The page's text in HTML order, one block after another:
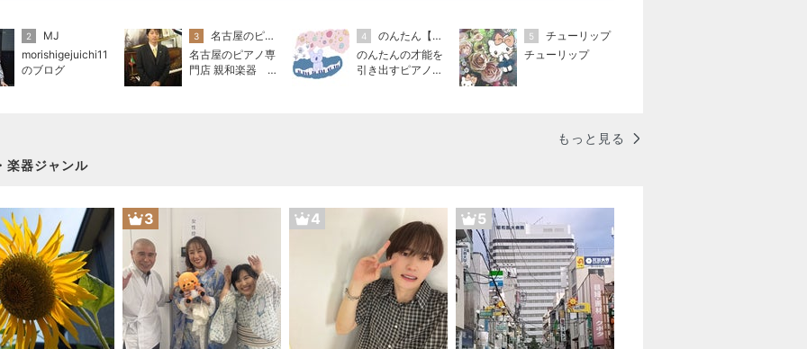
2
MJ
morishigejuichi11
のブログ
3
名古屋のピアノ専門店 親和楽器 日記
名古屋のピアノ専
門店 親和楽器 日
4
のんたん【ピアノ練習ノウハウ＆楽譜販売】
のんたんの才能を
引き出すピアノレ
5
チューリップ
チューリップ
もっと見る
楽器ジャンル
3 4 5